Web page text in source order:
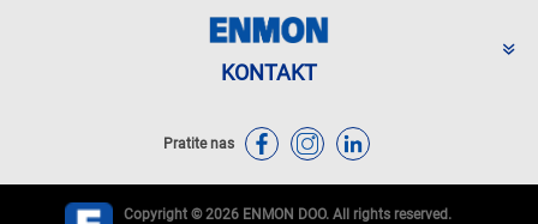
KONTAKT
Pratite nas
Copyright © 2026 ENMON DOO. All rights reserved.